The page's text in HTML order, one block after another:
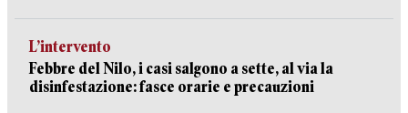
L’intervento
Febbre del Nilo, i casi salgono a sette, al via la
disinfestazione: fasce orarie e precauzioni